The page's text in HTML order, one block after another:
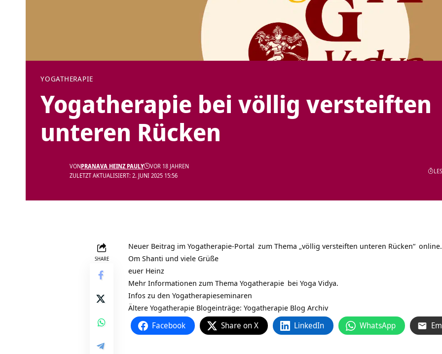
YOGATHERAPIE
Yogatherapie bei völlig versteiften
unteren Rücken
ZULETZT AKTUALISIERT: 2. JUNI 2025 15:56
VONPRANAVA HEINZ PAULY VOR 18 JAHREN
SHARE
Neuer Beitrag im Yogatherapie-Portal zum Thema „völlig versteiften unteren Rücken“ online.
Om Shanti und viele Grüße
euer Heinz
Mehr Informationen zum Thema Yogatherapie bei Yoga Vidya.
Infos zu den Yogatherapieseminaren
Ältere Yogatherapie Blogeinträge: Yogatherapie Blog Archiv
Facebook Share on X LinkedIn WhatsApp